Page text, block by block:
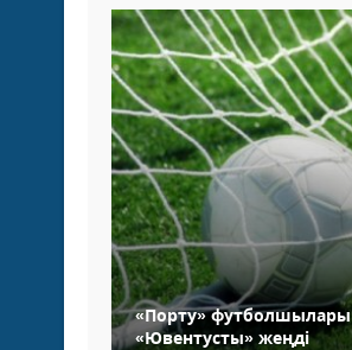
«Порту» футболшылары
«Ювентусты» жеңді